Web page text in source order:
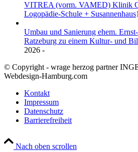
VITREA (vorm. VAMED) Klinik
Logopädie-Schule + Susannenhaus
Umbau und Sanierung ehem.
Ratzeburg zu einem Kultur- und
2026 -
© Copyright - wrage herzog partner
Webdesign-Hamburg.com
Kontakt
Impressum
Datenschutz
Barrierefreiheit
Nach oben scrollen